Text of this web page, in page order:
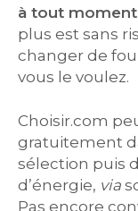
à tout moment
plus est sans
changer de
vous le voulez.
Choisir.com
gratuitement
sélection puis
d’énergie, via
Pas encore